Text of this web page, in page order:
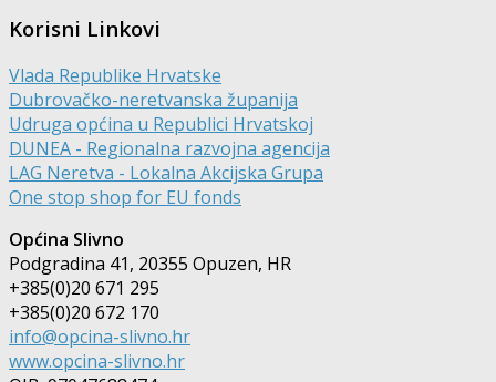
Korisni Linkovi
Vlada Republike Hrvatske
Dubrovačko-neretvanska županija
Udruga općina u Republici Hrvatskoj
DUNEA - Regionalna razvojna agencija
LAG Neretva - Lokalna Akcijska Grupa
One stop shop for EU fonds
Općina Slivno
Podgradina 41, 20355 Opuzen, HR
+385(0)20 671 295
+385(0)20 672 170
info@opcina-slivno.hr
www.opcina-slivno.hr